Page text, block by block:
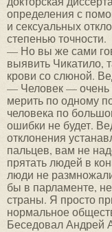
определения с
и сексуальных
степенью точности.
— Но вы же сами
выявить Чикатило,
крови со слюной.
— Человек — очень
мерить по одному
человека по
ошибки не будет.
отклонения
пальцев, вам не
прятать людей в
люди не
бы в парламенте,
страны. Я просто
нормальное
Беседовал